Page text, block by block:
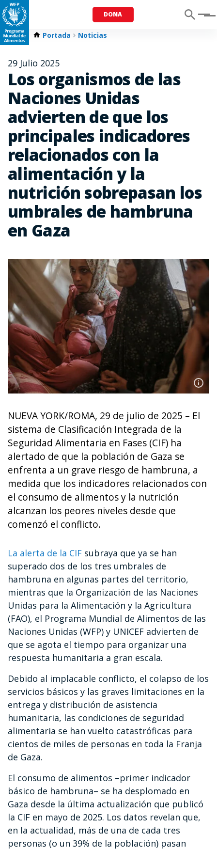
DONA Menu
Portada Noticias
29 Julio 2025
Los organismos de las
Naciones Unidas
advierten de que los
principales indicadores
relacionados con la
alimentación y la
nutrición sobrepasan los
umbrales de hambruna
en Gaza
NUEVA YORK/ROMA, 29 de julio de 2025 – El
sistema de Clasificación Integrada de la
Seguridad Alimentaria en Fases (CIF) ha
alertado de que la población de Gaza se
enfrenta a un grave riesgo de hambruna, a
medida que los indicadores relacionados con
el consumo de alimentos y la nutrición
alcanzan los peores niveles desde que
comenzó el conflicto.
La alerta de la CIF subraya que ya se han
superado dos de los tres umbrales de
hambruna en algunas partes del territorio,
mientras que la Organización de las Naciones
Unidas para la Alimentación y la Agricultura
(FAO), el Programa Mundial de Alimentos de las
Naciones Unidas (WFP) y UNICEF advierten de
que se agota el tiempo para organizar una
respuesta humanitaria a gran escala.
Debido al implacable conflicto, el colapso de los
servicios básicos y las graves limitaciones en la
entrega y distribución de asistencia
humanitaria, las condiciones de seguridad
alimentaria se han vuelto catastróficas para
cientos de miles de personas en toda la Franja
de Gaza.
El consumo de alimentos –primer indicador
básico de hambruna– se ha desplomado en
Gaza desde la última actualización que publicó
la CIF en mayo de 2025. Los datos revelan que,
en la actualidad, más de una de cada tres
personas (o un 39% de la población) pasan